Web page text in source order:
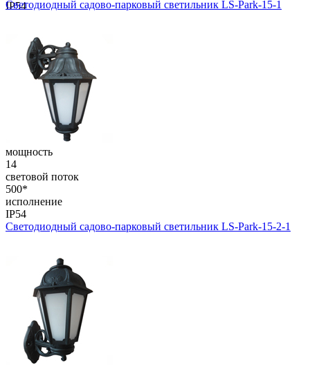
IP54
Светодиодный садово-парковый светильник LS-Park-15-1
мощность
14
световой поток
500*
исполнение
IP54
Светодиодный садово-парковый светильник LS-Park-15-2-1